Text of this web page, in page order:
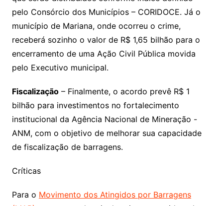
pelo Consórcio dos Municípios – CORIDOCE. Já o
município de Mariana, onde ocorreu o crime,
receberá sozinho o valor de R$ 1,65 bilhão para o
encerramento de uma Ação Civil Pública movida
pelo Executivo municipal.
Fiscalização– Finalmente, o acordo prevê R$ 1
bilhão para investimentos no fortalecimento
institucional da Agência Nacional de Mineração -
ANM, com o objetivo de melhorar sua capacidade
de fiscalização de barragens.
Críticas
Para o Movimento dos Atingidos por Barragens